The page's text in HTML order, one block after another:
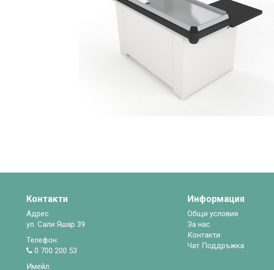
Контакти
Адрес:
ул. Сали Яшар 39
Телефон:
0 700 200 53
Имейл:
Информация
Общи условия
За нас
Контакти
Чат Поддръжка